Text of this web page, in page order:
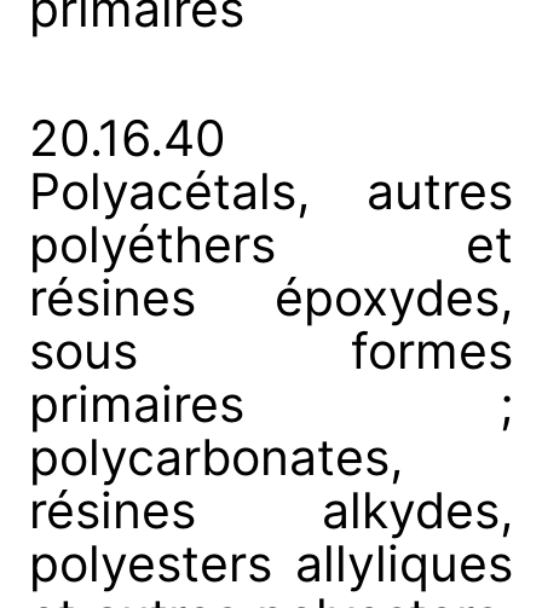
20.16.40
Polyacétals, autres
polyéthers et
résines époxydes,
sous formes
primaires ;
polycarbonates,
résines alkydes,
polyesters allyliques